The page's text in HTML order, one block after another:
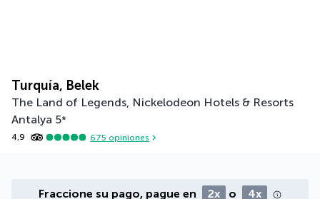
Turquía, Belek
The Land of Legends, Nickelodeon Hotels & Resorts
Antalya 5*
4,9 675 opiniones
Fraccione su pago, pague en 2x o 4x